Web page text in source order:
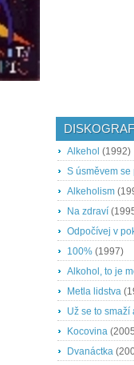
Alkehol (1992)
S úsměvem se
Alkeholism
Na zdraví
Odpočívej v
100% (1997)
Alkohol, to je
Metla lidstva
Už se to smaží
Kocovina
Dvanáctka